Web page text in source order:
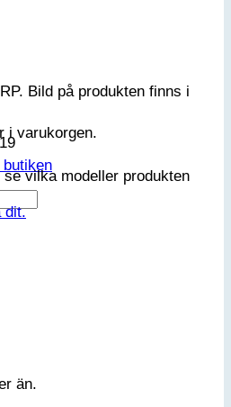
i varukorgen.
Bild på produkten finns i
vilka modeller produkten
dit.
än.